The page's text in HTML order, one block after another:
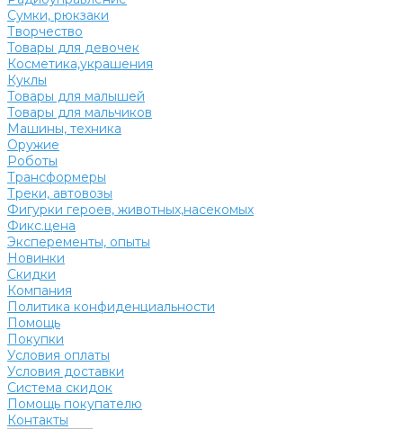
Сумки, рюкзаки
Творчество
Товары для девочек
Косметика,украшения
Куклы
Товары для малышей
Товары для мальчиков
Машины, техника
Оружие
Роботы
Трансформеры
Треки, автовозы
Фигурки героев, животных,насекомых
Фикс.цена
Эксперементы, опыты
Новинки
Скидки
Компания
Политика конфиденциальности
Помощь
Покупки
Условия оплаты
Условия доставки
Система скидок
Помощь покупателю
Контакты